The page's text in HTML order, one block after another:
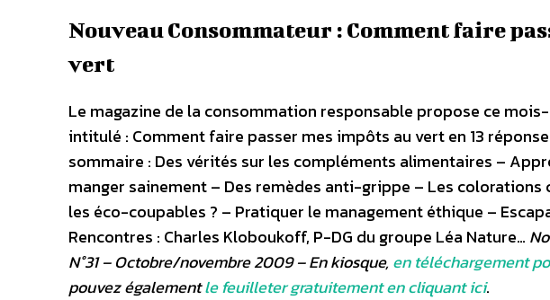
Nouveau Consommateur : Comment faire
vert
Le magazine de la consommation responsable propose ce
intitulé : Comment faire passer mes impôts au vert en 13
sommaire : Des vérités sur les compléments alimentaires –
manger sainement – Des remèdes anti-grippe – Les colorations
les éco-coupables ? – Pratiquer le management éthique –
Rencontres : Charles Kloboukoff, P-DG du groupe Léa Nature…
N°31 – Octobre/novembre 2009 – En kiosque, en téléchargement
pouvez égalementle feuilleter gratuitement en cliquant ici.